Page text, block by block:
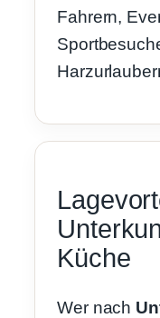
Fahrern,
Küche
Wer nach